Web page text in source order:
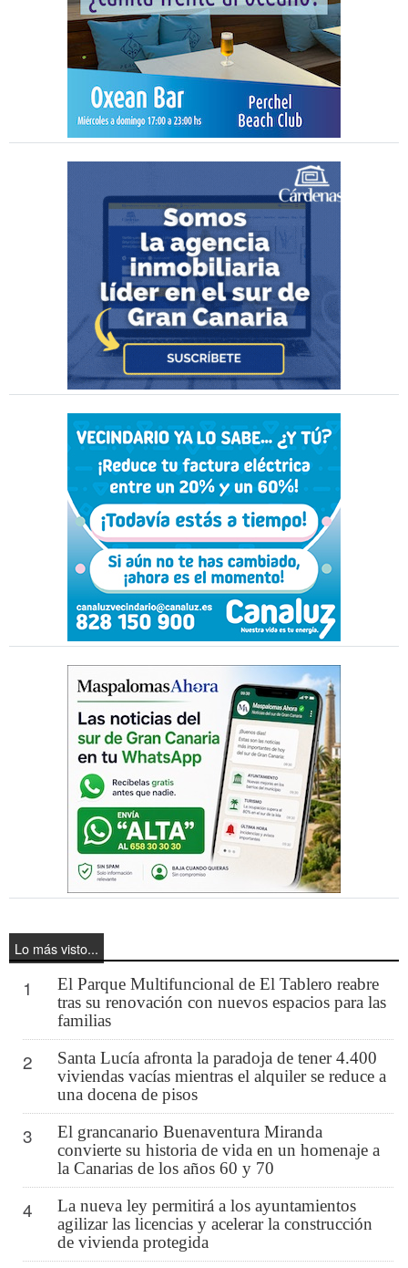
Lo más visto...
1
El Parque Multifuncional de El Tablero reabre
tras su renovación con nuevos espacios para las
familias
2
Santa Lucía afronta la paradoja de tener 4.400
viviendas vacías mientras el alquiler se reduce a
una docena de pisos
3
El grancanario Buenaventura Miranda
convierte su historia de vida en un homenaje a
la Canarias de los años 60 y 70
4
La nueva ley permitirá a los ayuntamientos
agilizar las licencias y acelerar la construcción
de vivienda protegida